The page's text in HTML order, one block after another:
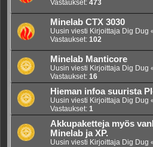
Vastaukset: 473
Minelab CTX 3030
Uusin viesti Kirjoittaja Dig Dug
Vastaukset: 102
Minelab Manticore
Uusin viesti Kirjoittaja Dig Dug
Vastaukset: 16
Hieman infoa suurista
Uusin viesti Kirjoittaja Dig Dug
Vastaukset: 1
Akkupaketteja myös
Minelab ja XP.
Uusin viesti Kirjoittaja Dig Dug